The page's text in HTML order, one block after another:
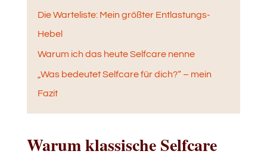
Die Warteliste: Mein größter Entlastungs-
Hebel
Warum ich das heute Selfcare nenne
„Was bedeutet Selfcare für dich?“ – mein
Fazit
Warum klassische Selfcare